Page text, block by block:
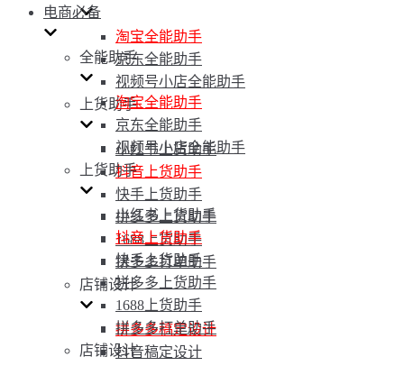
淘宝全能助手
京东全能助手
视频号小店全能助手
上货助手
小红书上货助手
抖音上货助手
快手上货助手
拼多多上货助手
1688上货助手
拼多多打单助手
店铺设计
拼多多稿定设计
抖音稿定设计
电商必备
全能助手
淘宝全能助手
京东全能助手
视频号小店全能助手
上货助手
小红书上货助手
抖音上货助手
快手上货助手
拼多多上货助手
1688上货助手
拼多多打单助手
店铺设计